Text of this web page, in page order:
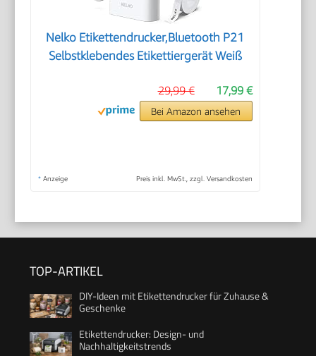
Nelko Etikettendrucker,Bluetooth P21
Selbstklebendes Etikettiergerät Weiß
17,99 €
29,99 €
Bei Amazon ansehen
* Anzeige Preis inkl. MwSt., zzgl. Versandkosten
TOP-ARTIKEL
DIY-Ideen mit Etikettendrucker für Zuhause &
Geschenke
Etikettendrucker: Design- und
Nachhaltigkeitstrends